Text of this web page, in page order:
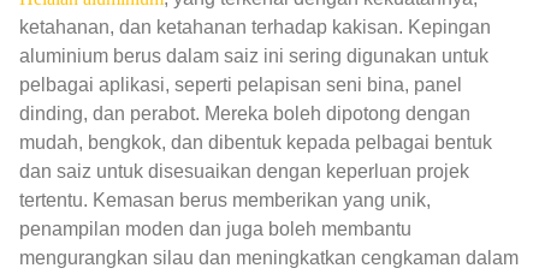
ketahanan, dan ketahanan terhadap kakisan. Kepingan
aluminium berus dalam saiz ini sering digunakan untuk
pelbagai aplikasi, seperti pelapisan seni bina, panel
dinding, dan perabot. Mereka boleh dipotong dengan
mudah, bengkok, dan dibentuk kepada pelbagai bentuk
dan saiz untuk disesuaikan dengan keperluan projek
tertentu. Kemasan berus memberikan yang unik,
penampilan moden dan juga boleh membantu
mengurangkan silau dan meningkatkan cengkaman dalam